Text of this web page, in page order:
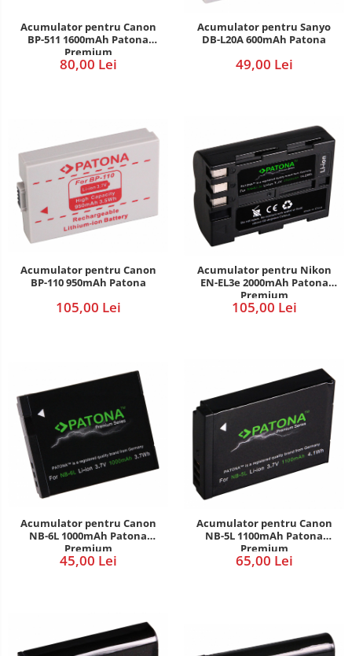
POS/Scanere coduri de bare
Scule electrice
Acumulator pentru Canon
BP-511 1600mAh Patona
Premium
80,00 Lei
Acumulator pentru Sanyo
DB-L20A 600mAh Patona
49,00 Lei
Acumulator pentru Canon
BP-110 950mAh Patona
105,00 Lei
Acumulator pentru Nikon
EN-EL3e 2000mAh Patona
Premium
105,00 Lei
Acumulator pentru Canon
NB-6L 1000mAh Patona
Premium
45,00 Lei
Acumulator pentru Canon
NB-5L 1100mAh Patona
Premium
65,00 Lei